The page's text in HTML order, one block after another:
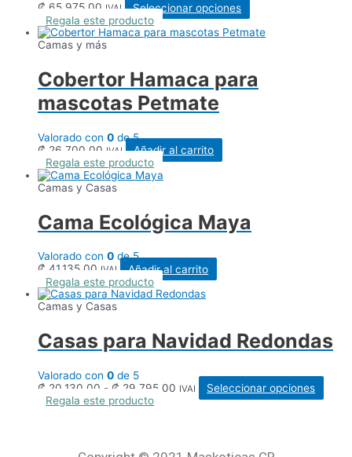
₡ 65.975,00 IVAI Seleccionar opciones
producto
tiene
opciones
Regala este producto
Camas y más
Cobertor Hamaca para
mascotas Petmate
Valorado con 0 de 5
₡ 26.700,00 IVAI
Añadir al carrito
Regala este producto
Camas y Casas
Cama Ecológica Maya
Valorado con 0 de 5
₡ 41.135,00 IVAI
Añadir al carrito
Regala este producto
Camas y Casas
Casas para Navidad Redondas
Valorado con 0 de 5
₡ 20.130,00 - ₡ 29.795,00 Rango
hasta
IVAI Seleccionar opciones
Regala este producto